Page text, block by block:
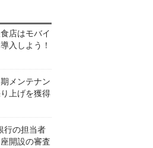
店はモバイ
入しよう！
メンテナン
上げを獲得
行の担当者
開設の審査